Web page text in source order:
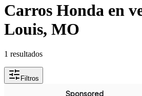
Carros Honda en
Louis, MO
1 resultados
Filtros